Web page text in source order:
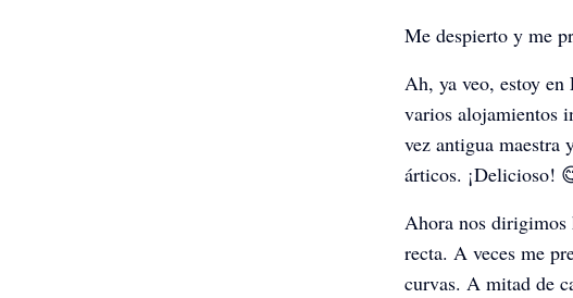
Me despierto y me
Ah, ya veo, estoy en
varios alojamientos
vez antigua maestra
árticos. ¡Delicioso!
Ahora nos dirigimos
recta. A veces me
curvas. A mitad de